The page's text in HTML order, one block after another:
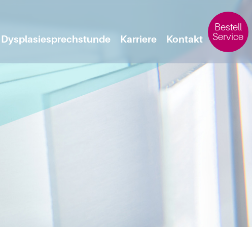
Dysplasiesprechstunde Karriere Kontakt
Bestell
Service